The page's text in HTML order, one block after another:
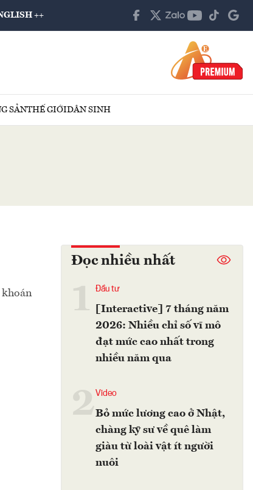
++
SẢNTHẾ GIỚIDÂN SINH
khoán
Đọc nhiều nhất
Đầu tư
[Interactive] 7 tháng năm
2026: Nhiều chỉ số vĩ mô
đạt mức cao nhất trong
nhiều năm qua
2Video
Bỏ mức lương cao ở Nhật,
chàng kỹ sư về quê làm
giàu từ loài vật ít người
nuôi